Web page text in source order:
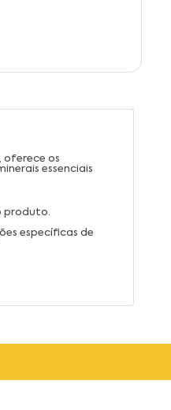
oferece os
essenciais
produto.
específicas de